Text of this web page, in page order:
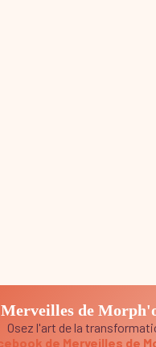
Merveilles de
Osez l'art de la